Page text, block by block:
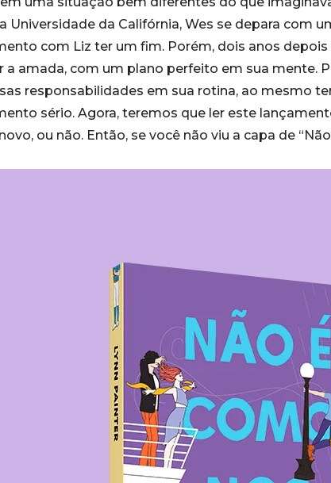
Universidade da Califórnia, Wes se depara com
com Liz ter um fim. Porém, dois anos
a amada, com um plano perfeito em sua mente.
responsabilidades em sua rotina, ao mesmo
sério. Agora, teremos que ler este
ou não. Então, se você não viu a capa de